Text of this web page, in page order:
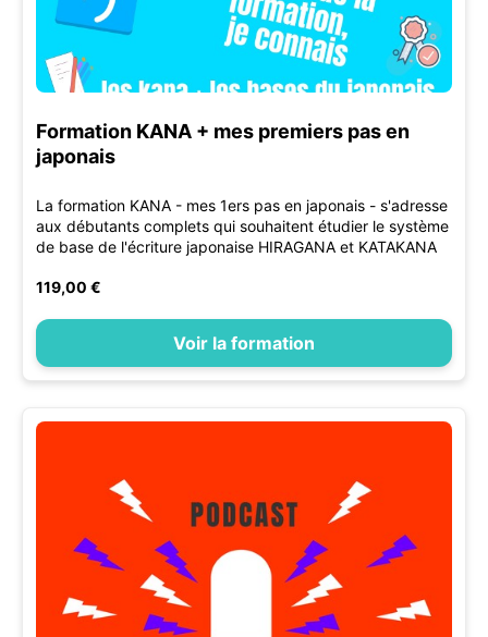
Formation KANA + mes premiers pas en
japonais
La formation KANA - mes 1ers pas en japonais - s'adresse
aux débutants complets qui souhaitent étudier le système
de base de l'écriture japonaise HIRAGANA et KATAKANA
119,00 €
Voir la formation